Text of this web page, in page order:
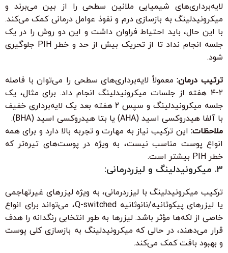
لایه‌برداری‌های شیمیایی ملانین سطحی را از بین می‌برند و
میکرونیدلینگ به بازسازی درم و نفوذ عوامل درمانی کمک می‌کند.
با این حال، باید احتیاط فراوان داشت و این دو روش را در یک
جلسه انجام نداد تا از تحریک بیش از حد و خطر PIH جلوگیری
شود.
ترتیب درمان:معمولاً لایه‌برداری‌های سطحی را می‌توان با فاصله
۲-۴ هفته از جلسات میکرونیدلینگ انجام داد. برای مثال، یک
جلسه میکرونیدلینگ و سپس ۲ هفته بعد یک لایه‌برداری خفیف
با آلفا هیدروکسی اسید (AHA) یا بتا هیدروکسی اسید (BHA).
ملاحظات: این ترکیب نیاز به مهارت و تجربه بالا دارد و برای همه
انواع پوست مناسب نیست، به ویژه در پوست‌های تیره‌تر که
خطر PIH بیشتر است.
3. میکرونیدلینگ و لیزردرمانی:
ترکیب میکرونیدلینگ با لیزردرمانی، به ویژه لیزرهای غیرتهاجمی
یا لیزرهای پیکوثانیه/نانوثانیه Q-switched، می‌تواند برای انواع
خاصی از لکه‌ها مؤثر باشد. لیزرها به طور انتخابی رنگدانه را هدف
قرار می‌دهند، در حالی که میکرونیدلینگ به بازسازی کلی پوست
و بهبود بافت کمک می‌کند.